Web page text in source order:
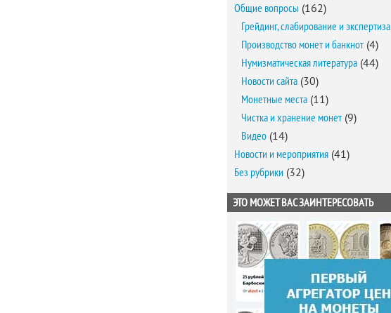
Общие вопросы (162)
Грейдинг, слабирование и экспертиза
Производство монет и банкнот(4)
Нумизматическая литература (44)
Новости сайта (30)
Монетные места (11)
Чистка и хранение монет(9)
Видео (14)
Новости и мероприятия (41)
Без рубрики (32)
ЭТО МОЖЕТ ВАС ЗАИНТЕРЕСОВАТЬ